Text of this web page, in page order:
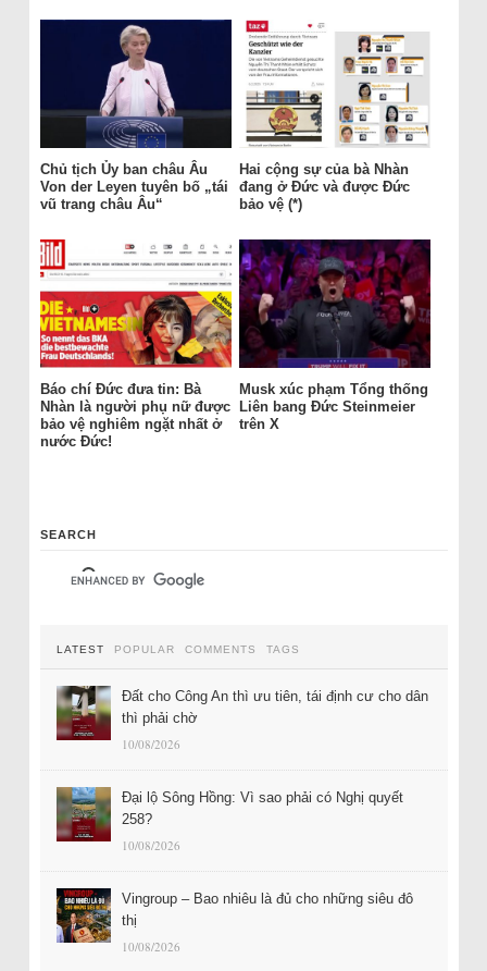
Chủ tịch Ủy ban châu Âu
Von der Leyen tuyên bố „tái
vũ trang châu Âu“
Hai cộng sự của bà Nhàn
đang ở Đức và được Đức
bảo vệ (*)
Báo chí Đức đưa tin: Bà
Nhàn là người phụ nữ được
bảo vệ nghiêm ngặt nhất ở
nước Đức!
Musk xúc phạm Tổng thống
Liên bang Đức Steinmeier
trên X
SEARCH
LATEST POPULAR COMMENTS TAGS
Đất cho Công An thì ưu tiên, tái định cư cho dân
thì phải chờ
10/08/2026
Đại lộ Sông Hồng: Vì sao phải có Nghị quyết
258?
10/08/2026
Vingroup – Bao nhiêu là đủ cho những siêu đô
thị
10/08/2026